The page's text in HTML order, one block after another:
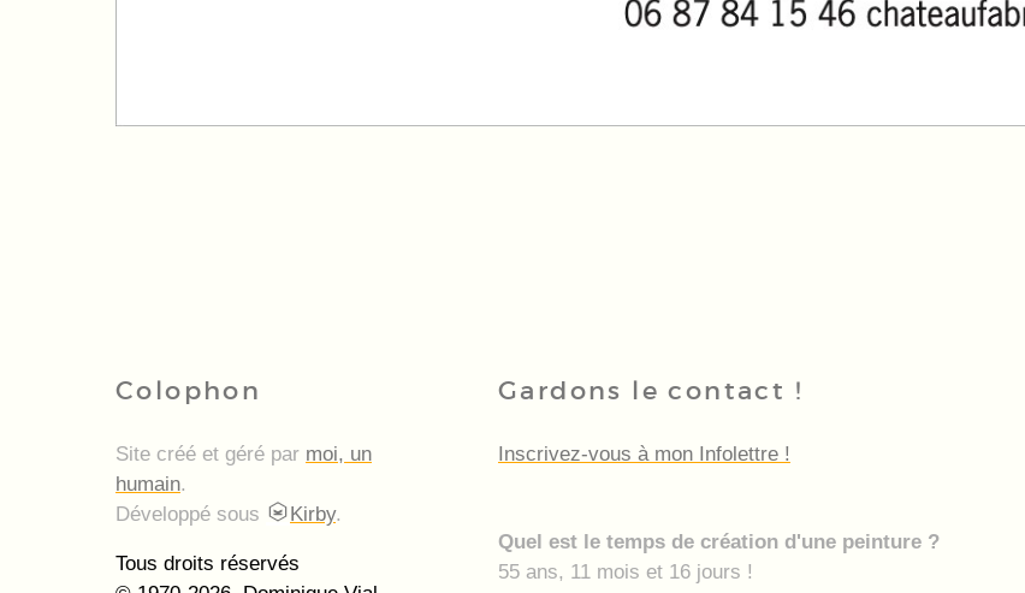
Colophon
Site créé et géré par moi, un
humain.
Développé sous
Kirby.
Tous droits réservés
Gardons le contact !
Inscrivez-vous à mon Infolettre !
Quel est le temps de création d'une peinture ?
55 ans, 11 mois et 16 jours !